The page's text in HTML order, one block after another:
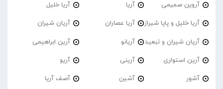
آروین صمیمی آریا آریا خلیل
آریا خلیل و پاپا شیراز آریا عصاران آریان شیران
آریان شیران و تبعید آریانو آرین ابراهیمی
آرین استواری آرینی آریو
آشور آشین آصف آریا